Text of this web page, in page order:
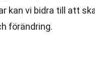
kan vi bidra till att
förändring.